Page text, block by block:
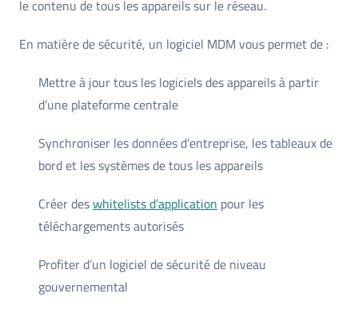
le contenu de tous les appareils sur le réseau.
En matière de sécurité, un logiciel MDM vous permet de :
Mettre à jour tous les logiciels des appareils à partir
d’une plateforme centrale
Synchroniser les données d’entreprise, les tableaux de
bord et les systèmes de tous les appareils
Créer deswhitelists d’application pour les
téléchargements autorisés
Profiter d’un logiciel de sécurité de niveau
gouvernemental